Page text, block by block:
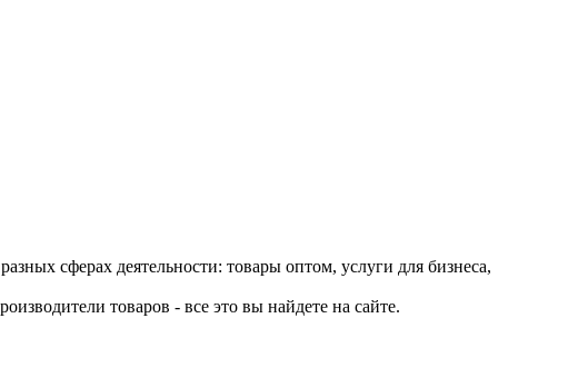
сферах деятельности: товары оптом, услуги для бизнеса,
товаров - все это вы найдете на сайте.